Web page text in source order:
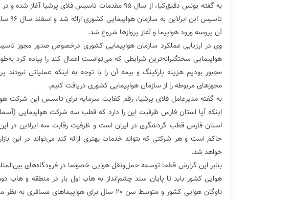
به گفته یونس دقیق‌کیا، ‌‌از سال ۹۵ مقدمات تاسیس
تاسیس
آن پروسه ورود هواپیما و آغاز پروازها ‌شروع شد.
مجبور بودیم هزینه پارکینگ و بیمه آن را با توجه به اینکه عملیاتی
مجوزهای مربوطه را از سازمان هواپیمایی کشوری دریافت کنیم.
اینکه آیا استان فارس ‌ظرفیت این را دارد که قطب سه شرکت هواپیمایی
‌استان فارس قطب گردشگری در ایران است و ‌ظرفیت رقابت سه ایرلاین در
حاکم است و هر شرکتی که بتواند خدمات بهتری ارائه کند می‌تواند در این
خواهد شد.
بنابر این گزارش قطعا توسعه حمل‌ونقل هوایی خصوصا در فرودگاه‌‌های
هوایی کشور ‌باید تا پایان سند چشم‌انداز به هاب اول بار در منطقه و ‌هاب
ناوگان هوایی کشور و متوسط سن ۲۰ سال برای